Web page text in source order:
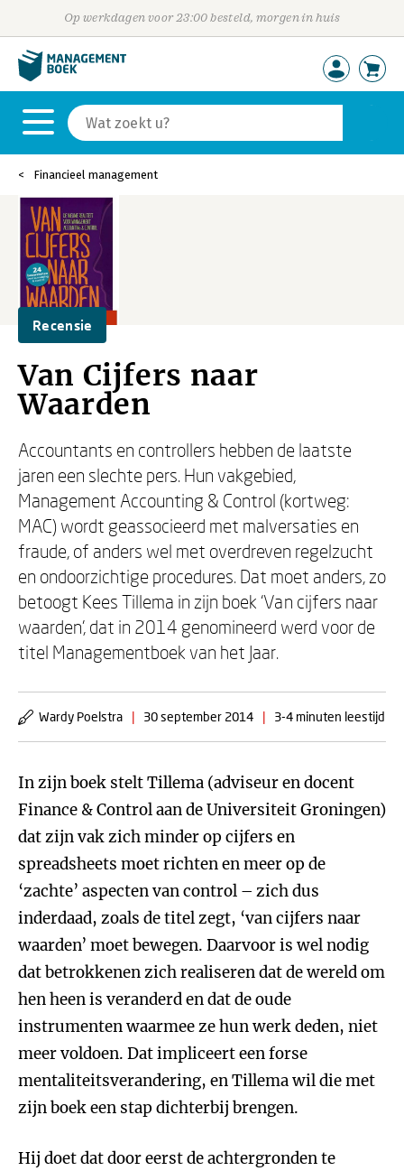
Op werkdagen voor 23:00 besteld, morgen in huis
Financieel management
Recensie
Van Cijfers naar
Waarden
Accountants en controllers hebben de laatste
jaren een slechte pers. Hun vakgebied,
Management Accounting & Control (kortweg:
MAC) wordt geassocieerd met malversaties en
fraude, of anders wel met overdreven regelzucht
en ondoorzichtige procedures. Dat moet anders, zo
betoogt Kees Tillema in zijn boek ‘Van cijfers naar
waarden’, dat in 2014 genomineerd werd voor de
titel Managementboek van het Jaar.
Wardy Poelstra | 30 september 2014 | 3-4 minuten leestijd
In zijn boek stelt Tillema (adviseur en docent
Finance & Control aan de Universiteit Groningen)
dat zijn vak zich minder op cijfers en
spreadsheets moet richten en meer op de
‘zachte’ aspecten van control – zich dus
inderdaad, zoals de titel zegt, ‘van cijfers naar
waarden’ moet bewegen. Daarvoor is wel nodig
dat betrokkenen zich realiseren dat de wereld om
hen heen is veranderd en dat de oude
instrumenten waarmee ze hun werk deden, niet
meer voldoen. Dat impliceert een forse
mentaliteitsverandering, en Tillema wil die met
zijn boek een stap dichterbij brengen.
Hij doet dat door eerst de achtergronden te